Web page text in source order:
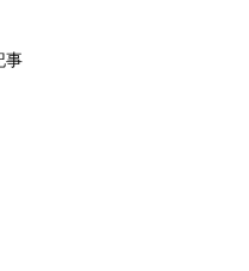
事